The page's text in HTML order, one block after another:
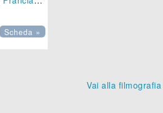
Scheda »
Vai alla